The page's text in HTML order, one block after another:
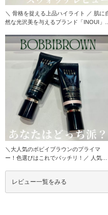
＼ 骨格を捉える上品ハイライト ／ 肌に自
然な光沢美を与えるブランド「INOUI」か
＼大人気のボビイブラウンのプライマ
ー！色選びはこれでバッチリ！／ 人気の
レビュー一覧をみる